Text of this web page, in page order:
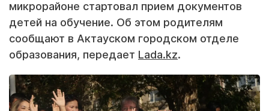
микрорайоне стартовал прием документов
детей на обучение. Об этом родителям
сообщают в Актауском городском отделе
образования, передает Lada.kz.